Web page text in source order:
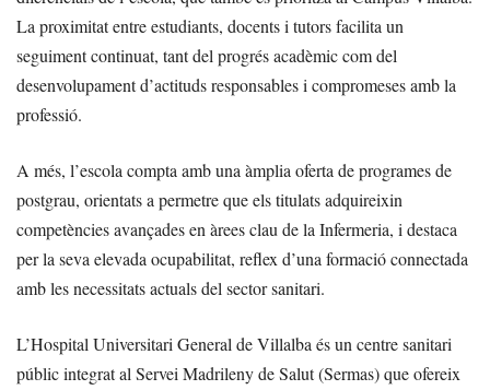
La proximitat entre estudiants, docents i tutors facilita un
seguiment continuat, tant del progrés acadèmic com del
desenvolupament d’actituds responsables i compromeses amb la
professió.
A més, l’escola compta amb una àmplia oferta de programes de
postgrau, orientats a permetre que els titulats adquireixin
competències avançades en àrees clau de la Infermeria, i destaca
per la seva elevada ocupabilitat, reflex d’una formació connectada
amb les necessitats actuals del sector sanitari.
L’Hospital Universitari General de Villalba és un centre sanitari
públic integrat al Servei Madrileny de Salut (Sermas) que ofereix